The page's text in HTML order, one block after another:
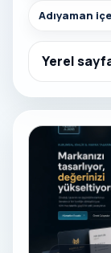
Adıyaman
Yerel